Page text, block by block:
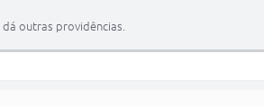
outras providências.